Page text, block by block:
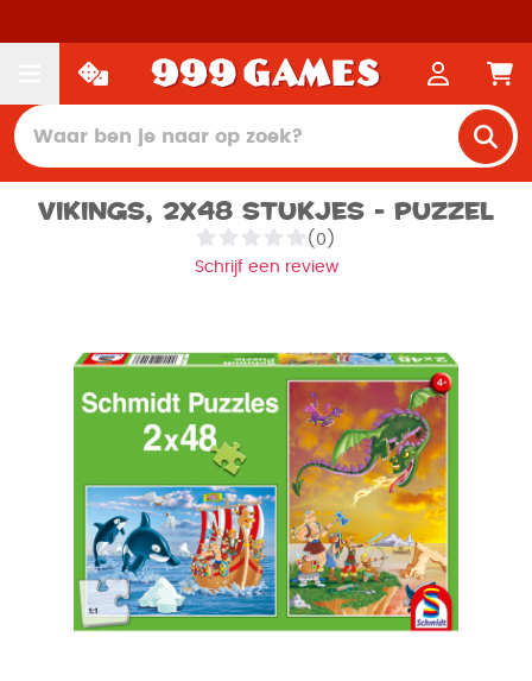
Vikings, 2x48 stukjes - Puzzel
(0)
Schrijf een review